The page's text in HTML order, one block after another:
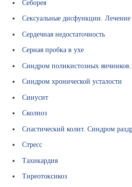
Себорея
Сексуальные дисфункции.
Сердечная недостаточность
Серная пробка в ухе
Синдром поликистозных
Синдром хронической усталости
Синусит
Сколиоз
Спастический колит. Синдром
Стресс
Тахикардия
Тиреотоксикоз